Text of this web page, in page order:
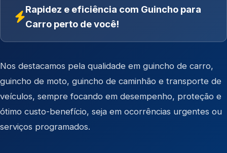
Rapidez e eficiência com Guincho para
Carro perto de você!
Nos destacamos pela qualidade em guincho de carro,
guincho de moto, guincho de caminhão e transporte de
veículos, sempre focando em desempenho, proteção e
ótimo custo-benefício, seja em ocorrências urgentes ou
serviços programados.